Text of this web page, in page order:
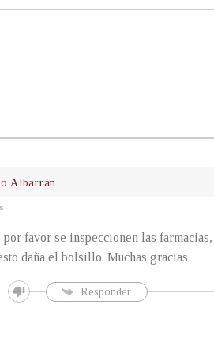
Albarrán
por favor se inspeccionen las
daña el bolsillo. Muchas gracias
Responder